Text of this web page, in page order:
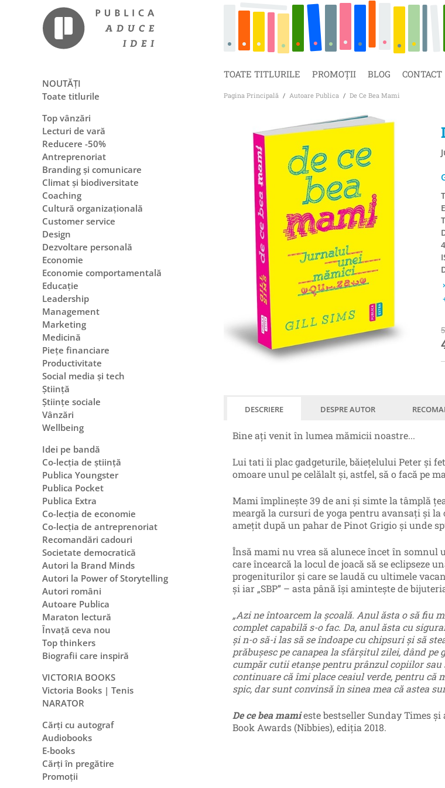
TOATE TITLURILE PROMOȚII BLOG CONTACT
Pagina Principală / Autoare Publica / De Ce Bea Mami
DESCRIERE DESPRE AUTOR
Bine ați venit în lumea mămicii noastre...
Lui tati îi plac gadgeturile, băiețelului Peter și
omoare unul pe celălalt și, astfel, să o facă pe
Mami împlinește 39 de ani și simte la tâmplă
meargă la cursuri de yoga pentru avansați și
amețit după un pahar de Pinot Grigio și unde
Însă mami nu vrea să alunece încet în somnul
care încearcă la locul de joacă să se eclipseze
progeniturilor și care se laudă cu ultimele
și iar „SBP” – asta până își amintește de
„Azi ne întoarcem la școală. Anul ăsta o să fiu
complet capabilă s-o fac. Da, anul ăsta cu
și n-o să-i las să se îndoape cu chipsuri și să
prăbușesc pe canapea la sfârșitul zilei, dând
cumpăr cutii etanșe pentru prânzul copiilor
continuare că îmi place ceaiul verde, pentru că
spic, dar sunt convinsă în sinea mea că astea
De ce bea mamieste bestseller Sunday Times
Book Awards (Nibbies), ediția 2018.
NOUTĂȚI
Toate titlurile
Top vânzări
Lecturi de vară
Reducere -50%
Antreprenoriat
Branding și comunicare
Climat și biodiversitate
Coaching
Cultură organizațională
Customer service
Design
Dezvoltare personală
Economie
Economie comportamentală
Educație
Leadership
Management
Marketing
Medicină
Piețe financiare
Productivitate
Social media și tech
Știință
Științe sociale
Vânzări
Wellbeing
Idei pe bandă
Co-lecția de știință
Publica Youngster
Publica Pocket
Publica Extra
Co-lecția de economie
Co-lecția de antreprenoriat
Recomandări cadouri
Societate democratică
Autori la Brand Minds
Autori la Power of Storytelling
Autori români
Autoare Publica
Maraton lectură
Învață ceva nou
Top thinkers
Biografii care inspiră
VICTORIA BOOKS
Victoria Books | Tenis
NARATOR
Cărți cu autograf
Audiobooks
E-books
Cărți în pregătire
Promoții